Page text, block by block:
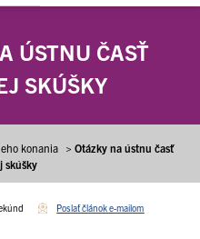
ÚSTNU ČASŤ
SKÚŠKY
konania > Otázky na ústnu časť
skúšky
Poslať článok e-mailom